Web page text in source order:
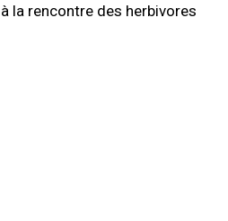
la rencontre des herbivores